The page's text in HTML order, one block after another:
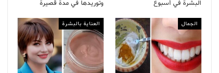
البشرة في أسبوع
وتوريدها في مدة قصيرة
الجمال العناية بالبشرة